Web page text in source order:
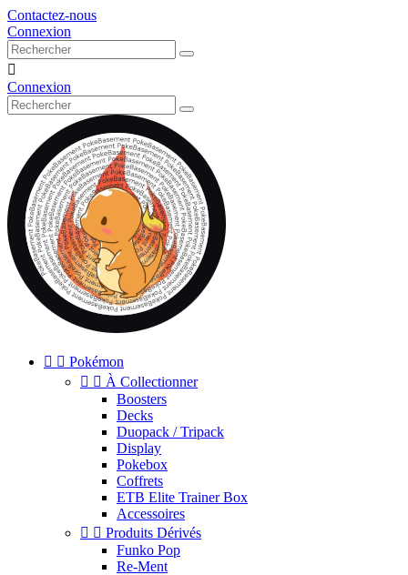
Contactez-nous
Connexion

Connexion
  Pokémon
  À Collectionner
Boosters
Decks
Duopack / Tripack
Display
Pokebox
Coffrets
ETB Elite Trainer Box
Accessoires
  Produits Dérivés
Funko Pop
Re-Ment